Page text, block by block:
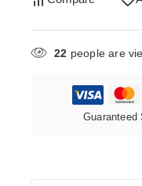
22 people are
Guaranteed